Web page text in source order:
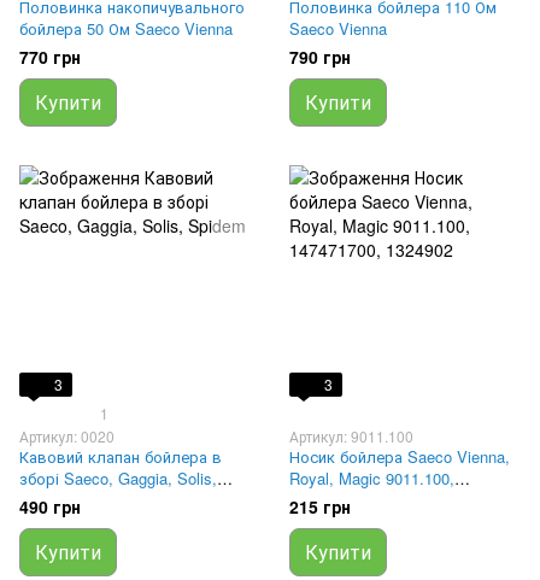
Половинка накопичувального
бойлера 50 Ом Saeco Vienna
770 грн
Купити
Половинка бойлера 110 Ом
Saeco Vienna
790 грн
Купити
3
1
Артикул: 0020
Кавовий клапан бойлера в
зборі Saeco, Gaggia, Solis,
Spidem
490 грн
Купити
3
Артикул: 9011.100
Носик бойлера Saeco Vienna,
Royal, Magic 9011.100,
147471700, 1324902
215 грн
Купити